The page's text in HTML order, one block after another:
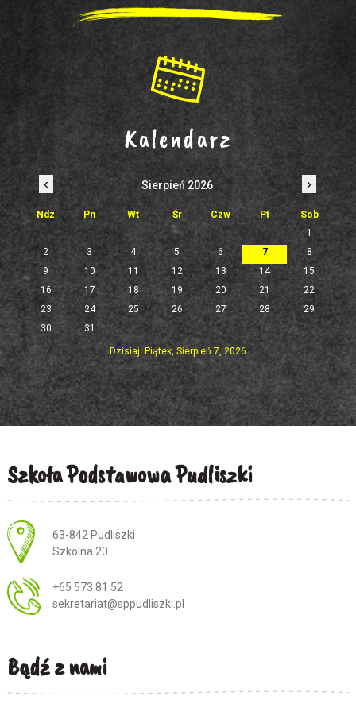
Kalendarz
‹ Sierpień 2026 ›
Ndz Pn Wt Śr Czw Pt
Sob
1
2
3 4 5 6 7
8
9
10 11 12 13 14
15
16
17 18 19 20 21
22
23
24 25 26 27 28
29
30
31
Dzisiaj: Piątek, Sierpień 7, 2026
Szkoła Podstawowa Pudliszki
Adres pocztowy:
63-842 Pudliszki
Szkolna 20
+65 573 81 52
sekretariat@sppudliszki.pl
Bądź z nami